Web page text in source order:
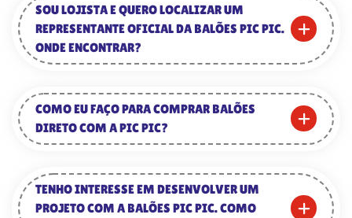
SOU LOJISTA E QUERO LOCALIZAR UM
REPRESENTANTE OFICIAL DA BALÕES PIC PIC.
ONDE ENCONTRAR?
COMO EU FAÇO PARA COMPRAR BALÕES
DIRETO COM A PIC PIC?
TENHO INTERESSE EM DESENVOLVER UM
PROJETO COM A BALÕES PIC PIC. COMO